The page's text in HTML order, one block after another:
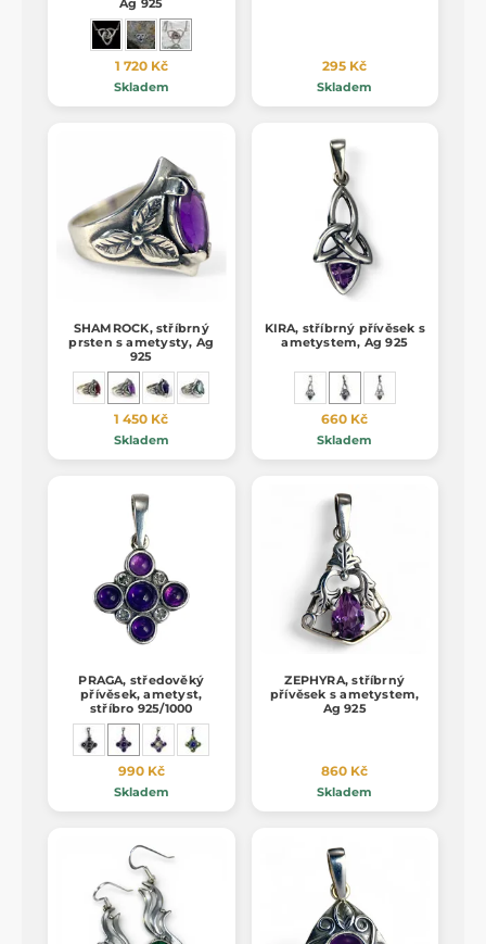
Ag 925
1 720 Kč
Skladem
295 Kč
Skladem
SHAMROCK, stříbrný
prsten s ametysty, Ag
925
1 450 Kč
Skladem
KIRA, stříbrný přívěsek s
ametystem, Ag 925
660 Kč
Skladem
PRAGA, středověký
přívěsek, ametyst,
stříbro 925/1000
990 Kč
Skladem
ZEPHYRA, stříbrný
přívěsek s ametystem,
Ag 925
860 Kč
Skladem